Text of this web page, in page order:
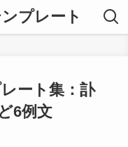
プレート
ート集：訃
6例文